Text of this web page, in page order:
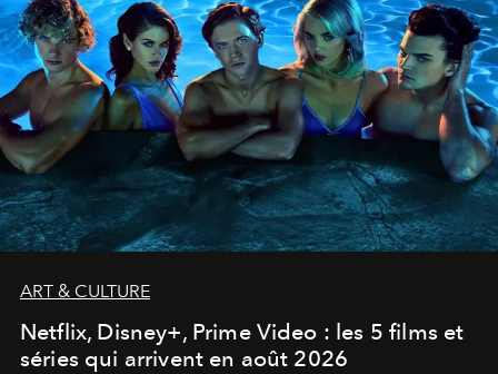
ART & CULTURE
Netflix, Disney+, Prime Video : les 5 films et
séries qui arrivent en août 2026